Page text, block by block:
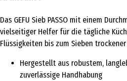
Das GEFU Sieb PASSO mit einem
vielseitiger Helfer für die tägliche
Flüssigkeiten bis zum Sieben
Hergestellt aus robustem,
zuverlässige Handhabung